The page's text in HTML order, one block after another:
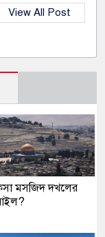
View All Post
মসজিদ দখলের